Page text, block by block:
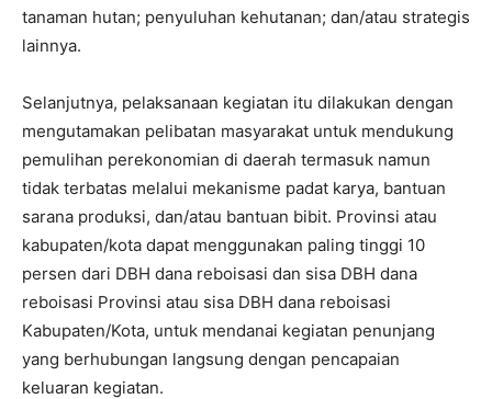
tanaman hutan; penyuluhan kehutanan; dan/atau strategis
lainnya.
Selanjutnya, pelaksanaan kegiatan itu dilakukan dengan
mengutamakan pelibatan masyarakat untuk mendukung
pemulihan perekonomian di daerah termasuk namun
tidak terbatas melalui mekanisme padat karya, bantuan
sarana produksi, dan/atau bantuan bibit. Provinsi atau
kabupaten/kota dapat menggunakan paling tinggi 10
persen dari DBH dana reboisasi dan sisa DBH dana
reboisasi Provinsi atau sisa DBH dana reboisasi
Kabupaten/Kota, untuk mendanai kegiatan penunjang
yang berhubungan langsung dengan pencapaian
keluaran kegiatan.